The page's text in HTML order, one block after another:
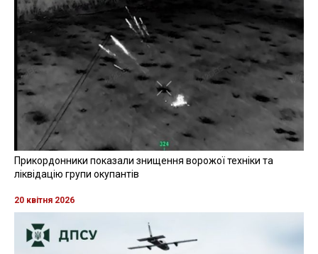
Прикордонники показали знищення ворожої техніки та
ліквідацію групи окупантів
20 квітня 2026